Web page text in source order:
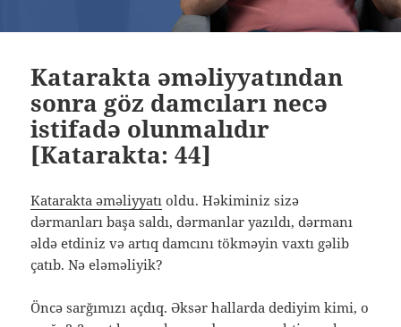
Katarakta əməliyyatından
sonra göz damcıları necə
istifadə olunmalıdır
[Katarakta: 44]
Katarakta əməliyyatı oldu. Həkiminiz sizə
dərmanları başa saldı, dərmanlar yazıldı, dərmanı
əldə etdiniz və artıq damcını tökməyin vaxtı gəlib
çatıb. Nə eləməliyik?
Öncə sarğımızı açdıq. Əksər hallarda dediyim kimi, o